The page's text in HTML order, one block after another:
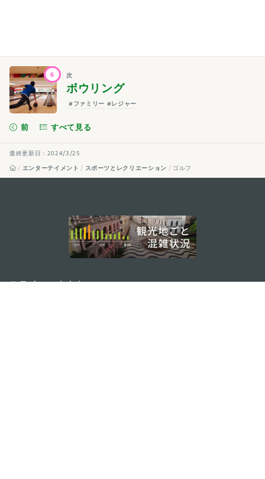
6 次
ボウリング
#ファミリー #レジャー
前 すべて見る
最終更新日：2024/3/25
エンターテイメント
スポーツとレクリエーション ゴルフ
external links
ステイ・コネクト